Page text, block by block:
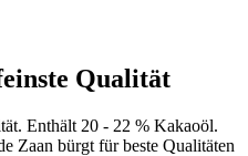
Qualität
Enthält 20 - 22 % Kakaoöl.
Zaan bürgt für beste Qualitäten